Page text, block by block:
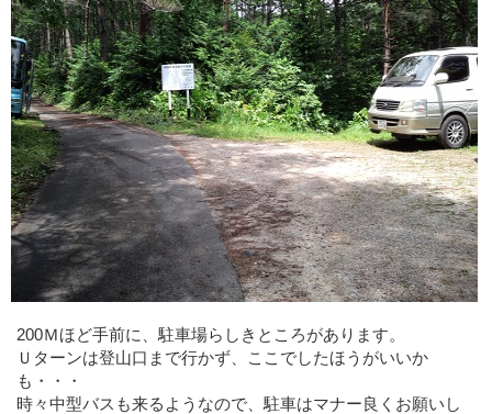
200Ｍほど手前に、駐車場らしきところがあります。
Ｕターンは登山口まで行かず、ここでしたほうがいいか
も・・・
時々中型バスも来るようなので、駐車はマナー良くお願いし